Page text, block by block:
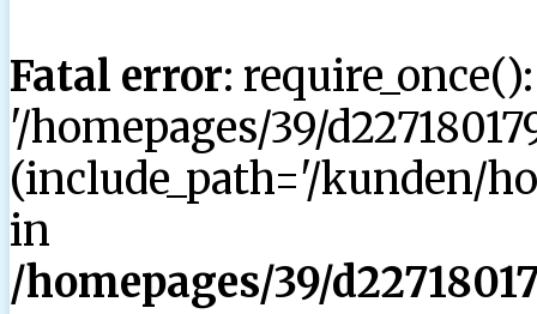
Fatal error:
'/homepages/39/
(include_path='/kunden/
in
/homepages/39/